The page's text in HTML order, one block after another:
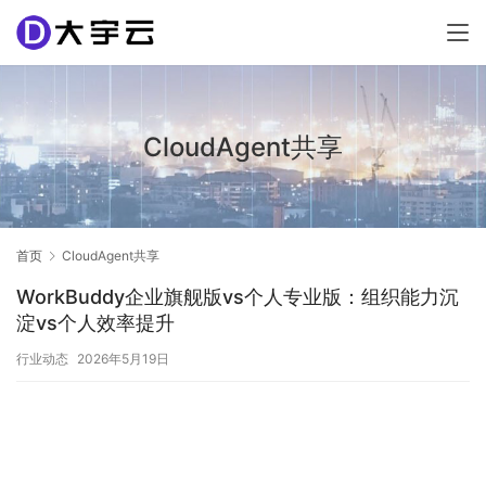
CloudAgent共享
首页 CloudAgent共享
WorkBuddy企业旗舰版vs个人专业版：组织能力沉
淀vs个人效率提升
行业动态 2026年5月19日